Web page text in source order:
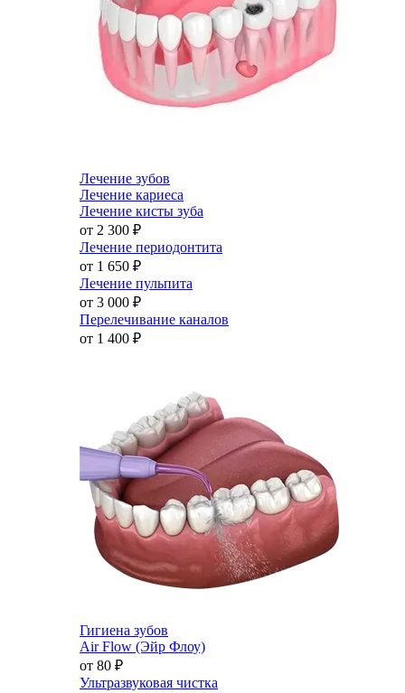
Лечение зубов
Лечение кариеса
Лечение кисты зуба
от 2 300 ₽
Лечение периодонтита
от 1 650 ₽
Лечение пульпита
от 3 000 ₽
Перелечивание каналов
от 1 400 ₽
Гигиена зубов
Air Flow (Эйр Флоу)
от 80 ₽
Ультразвуковая чистка